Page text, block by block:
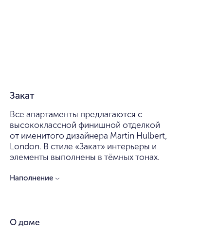
Закат
Все апартаменты предлагаются с
высококлассной финишной отделкой
от именитого дизайнера Martin Hulbert,
London. В стиле «Закат» интерьеры и
элементы выполнены в тёмных тонах.
Наполнение
серого цвета.
О доме